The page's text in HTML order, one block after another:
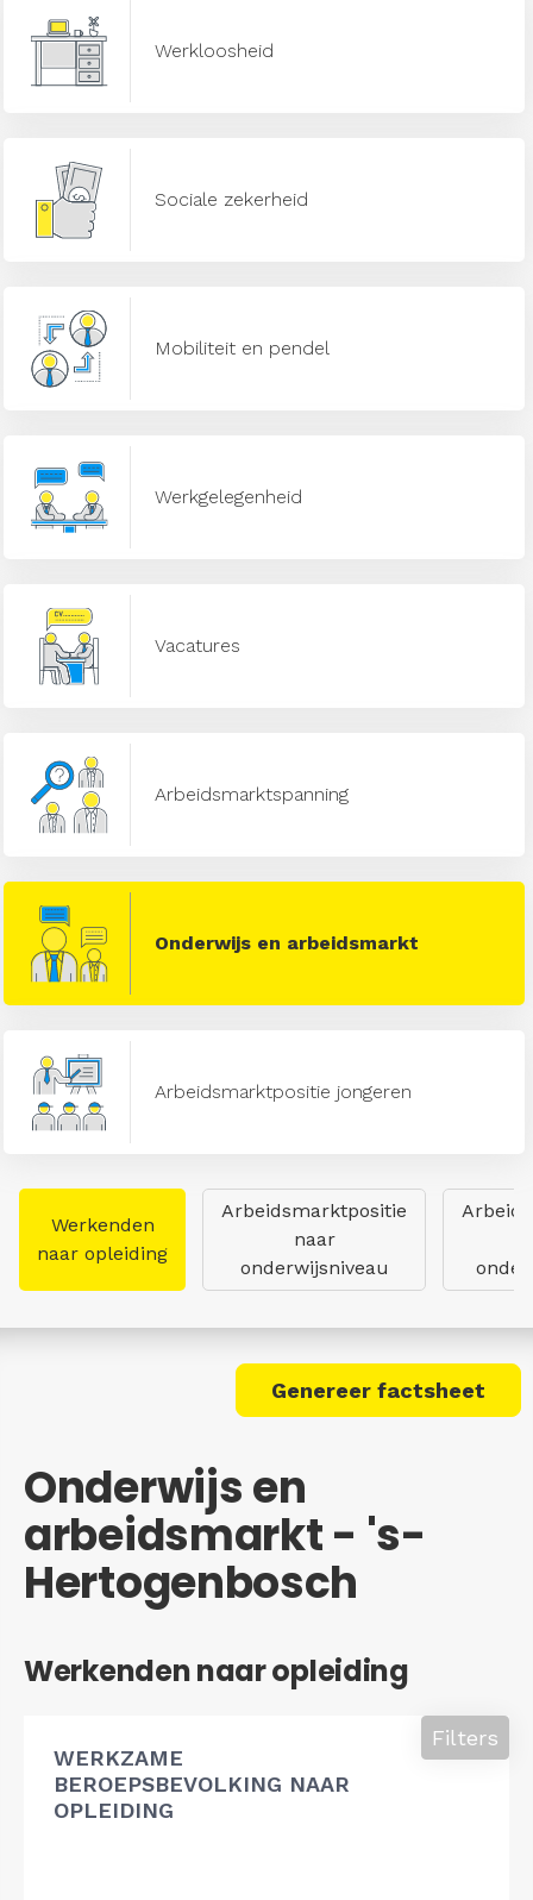
Werkloosheid
Sociale zekerheid
Mobiliteit en pendel
Werkgelegenheid
Vacatures
Arbeidsmarktspanning
Onderwijs en arbeidsmarkt
Arbeidsmarktpositie jongeren
Werkenden
naar opleiding
Arbeidsmarktpositie
naar
onderwijsniveau
Genereer factsheet
Onderwijs en
arbeidsmarkt - 's-
Hertogenbosch
Werkenden naar opleiding
WERKZAME
BEROEPSBEVOLKING NAAR
OPLEIDING
Filters